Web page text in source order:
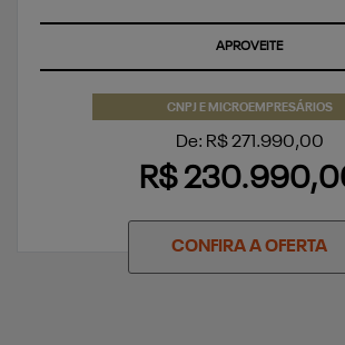
APROVEITE
CNPJ E MICROEMPRESÁRIOS
De: R$ 271.990,00
R$
CONFIRA A OFERTA